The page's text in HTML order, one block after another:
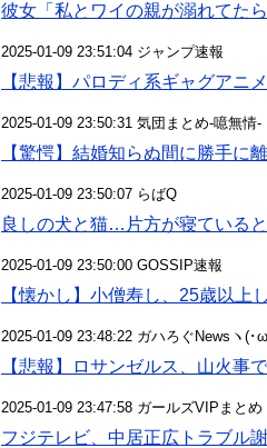
彼女「私とワイの親が溺れてた
2025-01-09 23:51:04 ジャンプ速報
【悲報】パロディ系ギャグアニ
2025-01-09 23:50:31 気団まとめ-噫無情
【驚愕】結婚知らぬ間に勝手に
2025-01-09 23:50:07 らばQ
良しの犬と猫…片方が寝ている
2025-01-09 23:50:00 GOSSIP速報
【懐かし】小僧寿し、25歳以上
2025-01-09 23:48:22 ガハろぐNewsヽ(･
【悲報】ロサンゼルス、山火事
2025-01-09 23:47:58 ガールズVIPまとめ
フジテレビ、中居正広トラブル